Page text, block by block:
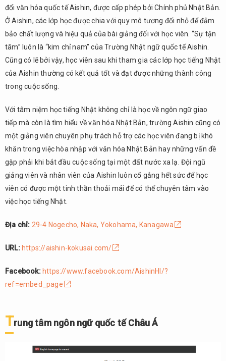
đổi văn hóa quốc tế Aishin, được cấp phép bởi Chính phủ Nhật Bản.
Ở Aishin, các lớp học được chia với quy mô tương đối nhỏ để đảm
bảo chất lượng và hiệu quả của bài giảng đối với học viên. “Sự tận
tâm” luôn là “kim chỉ nam” của Trường Nhật ngữ quốc tế Aishin.
Cũng có lẽ bởi vậy, học viên sau khi tham gia các lớp học tiếng Nhật
của Aishin thường có kết quả tốt và đạt được những thành công
trong cuộc sống.
Với tâm niệm học tiếng Nhật không chỉ là học về ngôn ngữ giao
tiếp mà còn là tìm hiểu về văn hóa Nhật Bản, trường Aishin cũng có
một giảng viên chuyên phụ trách hỗ trợ các học viên đang bị khó
khăn trong việc hòa nhập với văn hóa Nhật Bản hay những vấn đề
gặp phải khi bắt đầu cuộc sống tại một đất nước xa lạ. Đội ngũ
giảng viên và nhân viên của Aishin luôn cố gắng hết sức để học
viên có được một tinh thần thoải mái để có thể chuyên tâm vào
việc học tiếng Nhật.
Địa chỉ: 29-4 Nogecho, Naka, Yokohama, Kanagawa
URL: https://aishin-kokusai.com/
Facebook: https://www.facebook.com/AishinHI/?
ref=embed_page
Trung tâm ngôn ngữ quốc tế Châu Á